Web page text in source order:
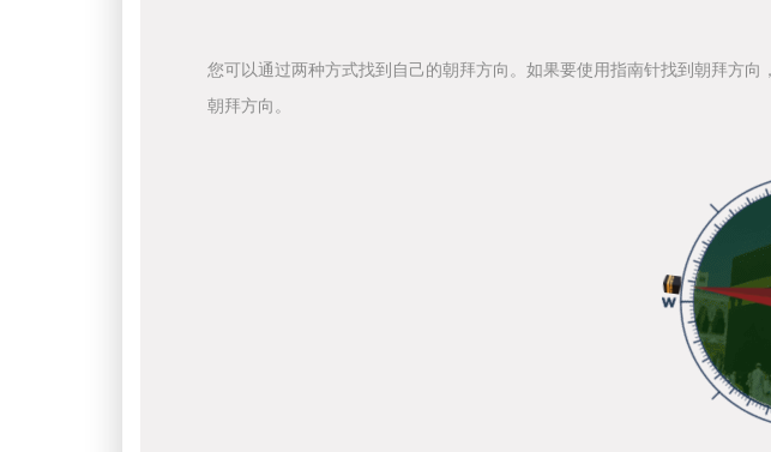
您可以通过两种方式找到自己的朝拜方向。如果要使用指南针找到朝拜方
朝拜方向。